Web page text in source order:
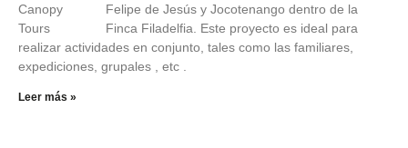
Felipe de Jesús y Jocotenango dentro de la
Finca Filadelfia. Este proyecto es ideal para
realizar actividades en conjunto, tales como las familiares,
expediciones, grupales , etc .
Leer más »